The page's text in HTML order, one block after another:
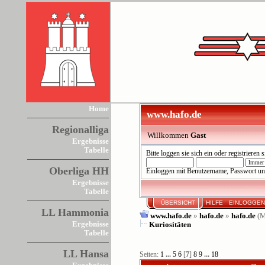
Home
Regionalliga
Ergebnisse
Tabelle
Oberliga HH
Ergebnisse
Tabelle
LL Hammonia
Ergebnisse
Tabelle
LL Hansa
www.hafo.de
WillkommenGast
Bitte loggen sie sich einoder registrieren
Einloggen mit Benutzername, Passwort
ÜBERSICHT HILFE EINLOGGEN
www.hafo.de» hafo.de» hafo.de
Kuriositäten
Seiten: 1 ... 5 6[7] 8 9 ... 18